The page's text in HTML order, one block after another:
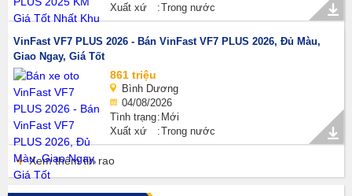
Xuất xứ
Trong nước
VinFast VF7 PLUS 2026 - Bán VinFast VF7 PLUS 2026, Đủ Màu,
Giao Ngay, Giá Tốt
861 triệu
Bình Dương
04/08/2026
Tình trạng Mới
Xuất xứ
Trong nước
Xem thêm tin rao